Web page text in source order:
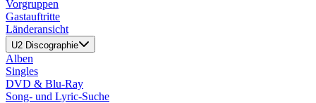
Vorgruppen
Gastauftritte
Länderansicht
U2 Discographie
Alben
Singles
DVD & Blu-Ray
Song- und Lyric-Suche